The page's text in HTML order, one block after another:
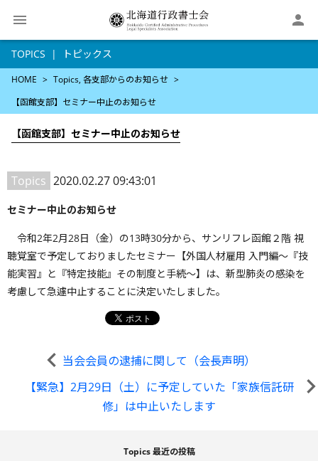

TOPICS トピックス
HOME Topics 各支部からのお知らせ
【函館支部】セミナー中止のお知らせ
【函館支部】セミナー中止のお知らせ
Topics 2020.02.27 09:43:01
セミナー中止のお知らせ
令和2年2月28日（金）の13時30分から、サンリフレ函館２階 視
聴覚室で予定しておりましたセミナー【外国人材雇用 入門編～『技
能実習』と『特定技能』その制度と手続～】は、新型肺炎の感染を
考慮して急遽中止することに決定いたしました。
当会会員の逮捕に関して（会長声明）
【緊急】2月29日（土）に予定していた「家族信託研
修」は中止いたします
Topics 最近の投稿